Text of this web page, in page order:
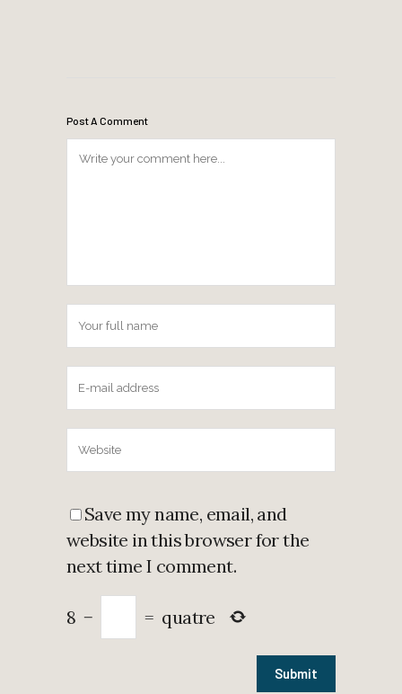
Post A Comment
Save my name, email, and
website in this browser for the
next time I comment.
8 − = quatre